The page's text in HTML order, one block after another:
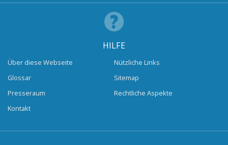
HILFE
Über diese Webseite
Glossar
Presseraum
Kontakt
Nützliche Links
Sitemap
Rechtliche Aspekte